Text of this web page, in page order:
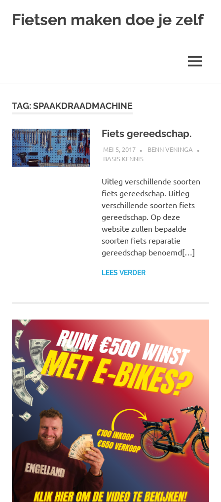
Fietsen maken doe je zelf
MENU
TAG:SPAAKDRAADMACHINE
Fiets gereedschap.
MEI 5, 2017
BENN VENINGA
BASIS KENNIS
Uitleg verschillende soorten
fiets gereedschap. Uitleg
verschillende soorten fiets
gereedschap. Op deze
website zullen bepaalde
soorten fiets reparatie
gereedschap benoemd[…]
LEES VERDER